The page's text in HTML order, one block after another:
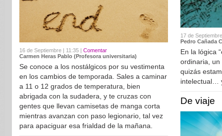
16 de Septiembre | 11:35 | Comentar
Carmen Heras Pablo (Profesora universitaria)
Se conoce a los nostálgicos por su vestimenta
en los cambios de temporada. Sales a caminar
a 11 o 12 grados de temperatura, bien
abrigada con la sudadera, y te cruzas con
gentes que llevan camisetas de manga corta
mientras avanzan con paso legionario, tal vez
para apaciguar esa frialdad de la mañana.
17 de
Pedro Cañada
En la lógica
ordinaria, un
quizás
intelectual…
De viaje